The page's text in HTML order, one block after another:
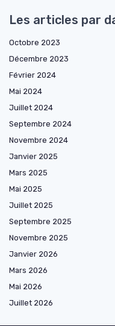
Les articles par
Octobre 2023
Décembre 2023
Février 2024
Mai 2024
Juillet 2024
Septembre 2024
Novembre 2024
Janvier 2025
Mars 2025
Mai 2025
Juillet 2025
Septembre 2025
Novembre 2025
Janvier 2026
Mars 2026
Mai 2026
Juillet 2026